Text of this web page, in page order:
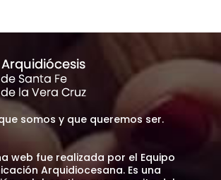
somos y que queremos ser.
web fue realizada por el Equipo
Arquidiocesana. Es una